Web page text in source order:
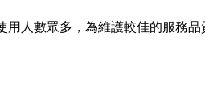
用人數眾多，為維護較佳的服務